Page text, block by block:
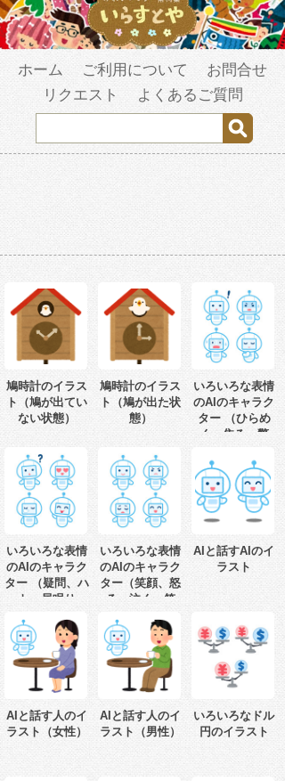
ホーム ご利用について
お問合せ
リクエスト
よくあるご質問
鳩時計のイラス
ト（鳩が出てい
ない状態）
鳩時計のイラス
ト（鳩が出た状
態）
いろいろな表情
のAIのキャラク
ター （ひらめ
く、焦る、驚
いろいろな表情
のAIのキャラク
ター （疑問、ハ
ート、居眠り、
いろいろな表情
のAIのキャラク
ター（笑顔、怒
る、泣く、笑
AIと話すAIのイ
ラスト
AIと話す人のイ
ラスト（女性）
AIと話す人のイ
ラスト（男性）
いろいろなドル
円のイラスト